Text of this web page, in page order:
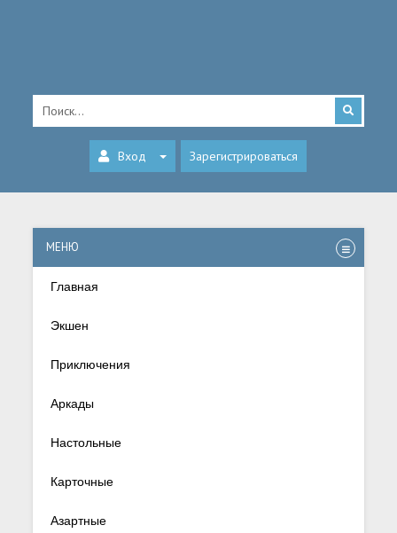
Вход Зарегистрироваться
МЕНЮ
Главная
Экшен
Приключения
Аркады
Настольные
Карточные
Азартные